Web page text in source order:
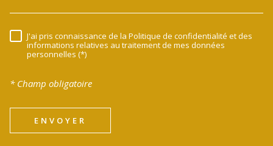
RÈGLEMENTATION
J'ai pris connaissance de la Politique de confidentialité et des
informations relatives au traitement de mes données
personnelles (*)
* Champ obligatoire
ENVOYER